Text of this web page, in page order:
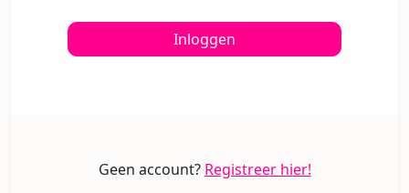
Inloggen
Geen account? Registreer hier!